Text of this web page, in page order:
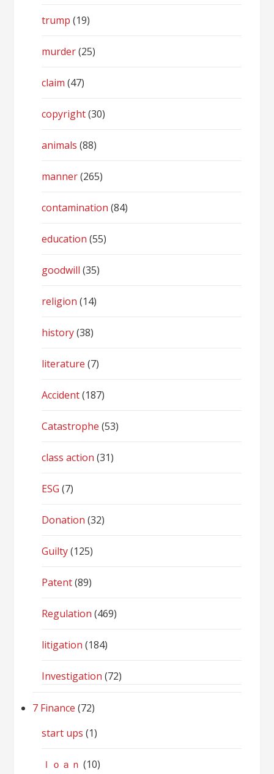
trump (19)
murder(25)
claim (47)
copyright(30)
animals (88)
manner(265)
contamination (84)
education (55)
goodwill (35)
religion (14)
history(38)
literature (7)
Accident(187)
Catastrophe (53)
class action (31)
ESG (7)
Donation (32)
Guilty(125)
Patent(89)
Regulation (469)
litigation (184)
Investigation (72)
7 Finance (72)
start ups (1)
ｌｏａｎ (10)